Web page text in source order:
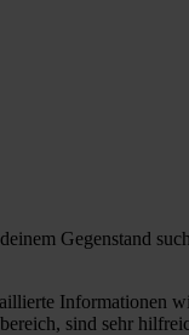
Gegenstand
sind sehr